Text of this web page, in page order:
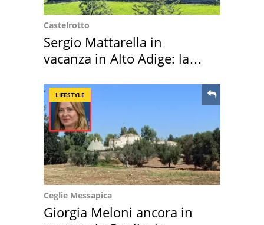
Castelrotto
Sergio Mattarella in
vacanza in Alto Adige: la
LIFESTYLE
Ceglie Messapica
Giorgia Meloni ancora in